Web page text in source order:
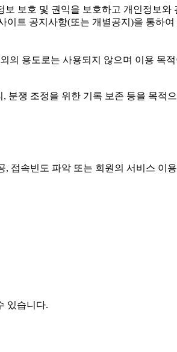
보호 및 권익을 보호하고 개인정보
트 공지사항(또는 개별공지)을 통하
용도로는 사용되지 않으며 이용 목
분쟁 조정을 위한 기록 보존 등을 목적
접속빈도 파악 또는 회원의 서비스 이
있습니다.